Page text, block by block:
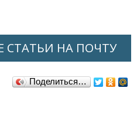
СТАТЬИ НА ПОЧТУ
Поделиться…